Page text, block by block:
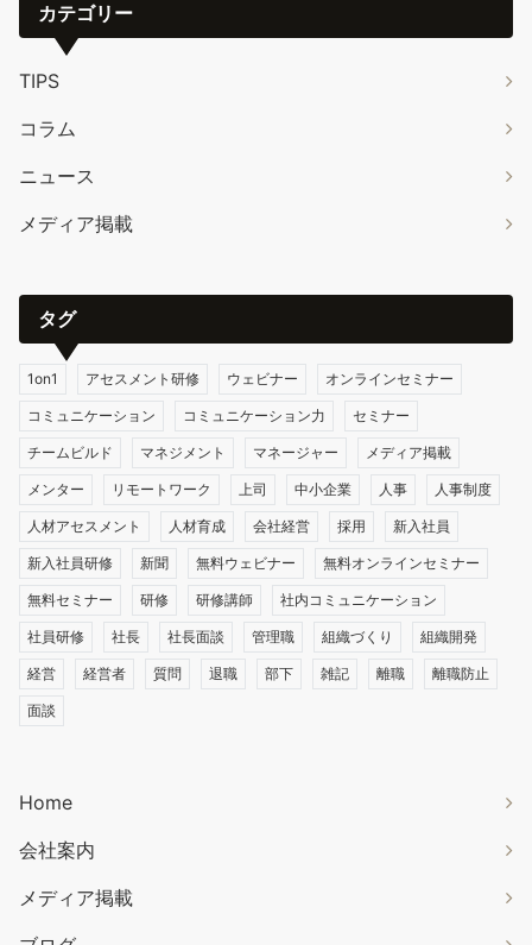
カテゴリー
TIPS
コラム
ニュース
メディア掲載
タグ
1on1 アセスメント研修 ウェビナー オンラインセミナー
コミュニケーション コミュニケーション力 セミナー
チームビルド マネジメント マネージャー メディア掲載
メンター リモートワーク 上司 中小企業 人事 人事制度
人材アセスメント 人材育成 会社経営 採用 新入社員
新入社員研修 新聞 無料ウェビナー 無料オンラインセミナー
無料セミナー 研修 研修講師 社内コミュニケーション
社員研修 社長 社長面談 管理職 組織づくり 組織開発
経営 経営者 質問 退職 部下 雑記 離職 離職防止
面談
Home
会社案内
メディア掲載